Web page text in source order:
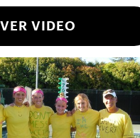
VER VIDEO